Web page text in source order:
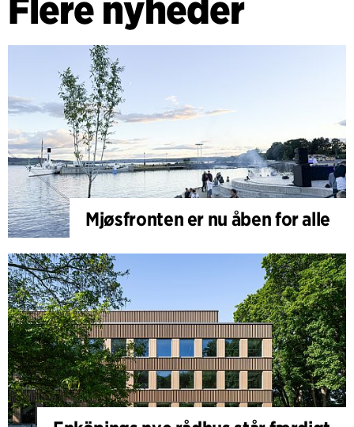
Mjøsfronten er nu åben for alle